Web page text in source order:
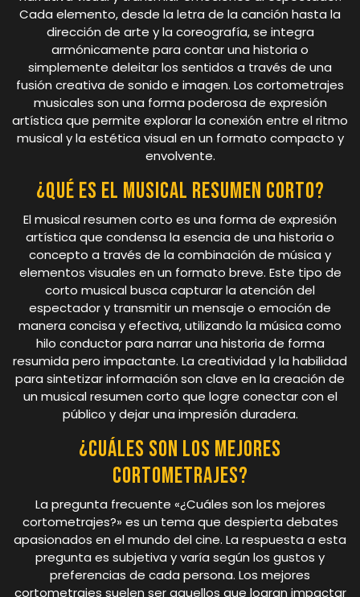
Cada elemento, desde la letra de la canción hasta la
dirección de arte y la coreografía, se integra
armónicamente para contar una historia o
simplemente deleitar los sentidos a través de una
fusión creativa de sonido e imagen. Los cortometrajes
musicales son una forma poderosa de expresión
artística que permite explorar la conexión entre el ritmo
musical y la estética visual en un formato compacto y
envolvente.
¿Qué es el musical resumen corto?
El musical resumen corto es una forma de expresión
artística que condensa la esencia de una historia o
concepto a través de la combinación de música y
elementos visuales en un formato breve. Este tipo de
corto musical busca capturar la atención del
espectador y transmitir un mensaje o emoción de
manera concisa y efectiva, utilizando la música como
hilo conductor para narrar una historia de forma
resumida pero impactante. La creatividad y la habilidad
para sintetizar información son clave en la creación de
un musical resumen corto que logre conectar con el
público y dejar una impresión duradera.
¿Cuáles son los mejores
cortometrajes?
La pregunta frecuente «¿Cuáles son los mejores
cortometrajes?» es un tema que despierta debates
apasionados en el mundo del cine. La respuesta a esta
pregunta es subjetiva y varía según los gustos y
preferencias de cada persona. Los mejores
cortometrajes suelen ser aquellos que logran impactar